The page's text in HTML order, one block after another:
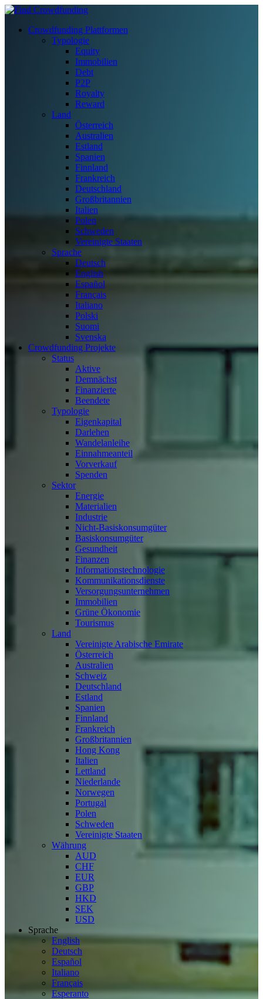
Crowdfunding Plattformen
Typologie
Equity
Immobilien
Debt
P2P
Royalty
Reward
Land
Österreich
Australien
Estland
Spanien
Finnland
Frankreich
Deutschland
Großbritannien
Italien
Polen
Schweden
Vereinigte Staaten
Sprache
Deutsch
English
Español
Français
Italiano
Polski
Suomi
Svenska
Crowdfunding Projekte
Status
Aktive
Demnächst
Finanzierte
Beendete
Typologie
Eigenkapital
Darlehen
Wandelanleihe
Einnahmeanteil
Vorverkauf
Spenden
Sektor
Energie
Materialien
Industrie
Nicht-Basiskonsumgüter
Basiskonsumgüter
Gesundheit
Finanzen
Informationstechnologie
Kommunikationsdienste
Versorgungsunternehmen
Immobilien
Grüne Ökonomie
Tourismus
Land
Vereinigte Arabische Emirate
Österreich
Australien
Schweiz
Deutschland
Estland
Spanien
Finnland
Frankreich
Großbritannien
Hong Kong
Italien
Lettland
Niederlande
Norwegen
Portugal
Polen
Schweden
Vereinigte Staaten
Währung
AUD
CHF
EUR
GBP
HKD
SEK
USD
Sprache
English
Deutsch
Español
Italiano
Français
Esperanto